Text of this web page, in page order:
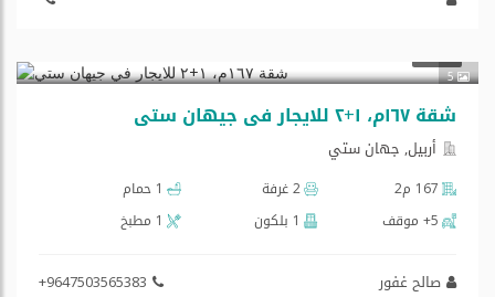
5
شقة ١٦٧م، ١+٢ للايجار في جيهان ستي
أربيل, جهان ستي
167 م2 2 غرفة
1 حمام
5+ موقف
1 بلكون 1 مطبخ
صالح غفور +9647503565383